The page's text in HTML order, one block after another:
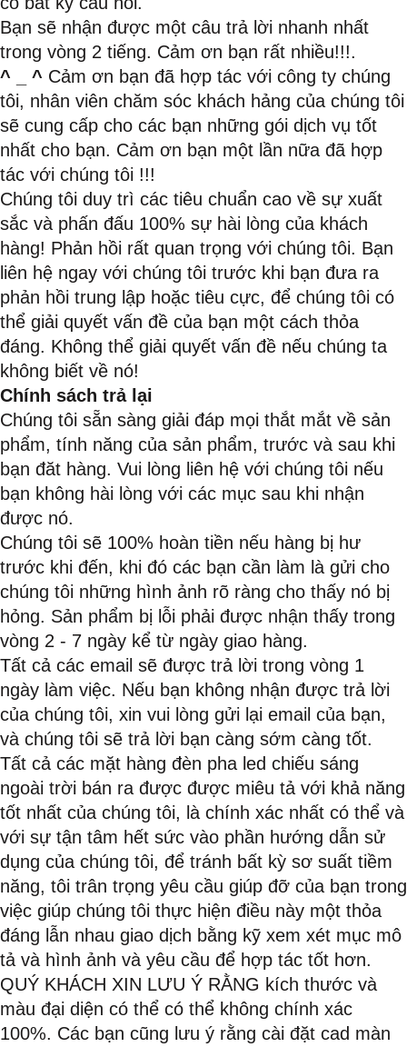
Bạn sẽ nhận được một câu trả lời nhanh nhất
trong vòng 2 tiếng. Cảm ơn bạn rất nhiều!!!.
^ _ ^ Cảm ơn bạn đã hợp tác với công ty chúng
tôi, nhân viên chăm sóc khách hảng của chúng tôi
sẽ cung cấp cho các bạn những gói dịch vụ tốt
nhất cho bạn. Cảm ơn bạn một lần nữa đã hợp
tác với chúng tôi !!!
Chúng tôi duy trì các tiêu chuẩn cao về sự xuất
sắc và phấn đấu 100% sự hài lòng của khách
hàng! Phản hồi rất quan trọng với chúng tôi. Bạn
liên hệ ngay với chúng tôi trước khi bạn đưa ra
phản hồi trung lập hoặc tiêu cực, để chúng tôi có
thể giải quyết vấn đề của bạn một cách thỏa
đáng. Không thể giải quyết vấn đề nếu chúng ta
không biết về nó!
Chính sách trả lại
Chúng tôi sẵn sàng giải đáp mọi thắt mắt về sản
phẩm, tính năng của sản phẩm, trước và sau khi
bạn đăt hàng. Vui lòng liên hệ với chúng tôi nếu
bạn không hài lòng với các mục sau khi nhận
được nó.
Chúng tôi sẽ 100% hoàn tiền nếu hàng bị hư
trước khi đến, khi đó các bạn cần làm là gửi cho
chúng tôi những hình ảnh rõ ràng cho thấy nó bị
hỏng. Sản phẩm bị lỗi phải được nhận thấy trong
vòng 2 - 7 ngày kể từ ngày giao hàng.
Tất cả các email sẽ được trả lời trong vòng 1
ngày làm việc. Nếu bạn không nhận được trả lời
của chúng tôi, xin vui lòng gửi lại email của bạn,
và chúng tôi sẽ trả lời bạn càng sớm càng tốt.
Tất cả các mặt hàng đèn pha led chiếu sáng
ngoài trời bán ra được được miêu tả với khả năng
tốt nhất của chúng tôi, là chính xác nhất có thể và
với sự tận tâm hết sức vào phần hướng dẫn sử
dụng của chúng tôi, để tránh bất kỳ sơ suất tiềm
năng, tôi trân trọng yêu cầu giúp đỡ của bạn trong
việc giúp chúng tôi thực hiện điều này một thỏa
đáng lẫn nhau giao dịch bằng kỹ xem xét mục mô
tả và hình ảnh và yêu cầu để hợp tác tốt hơn.
QUÝ KHÁCH XIN LƯU Ý RẰNG kích thước và
màu đại diện có thể có thể không chính xác
100%. Các bạn cũng lưu ý rằng cài đặt cad màn